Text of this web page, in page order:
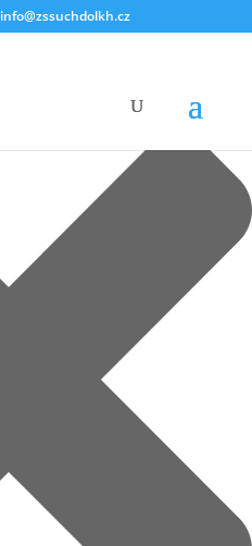
info@zssuchdolkh.cz